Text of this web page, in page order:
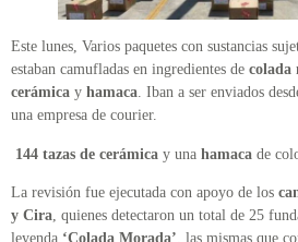
Este lunes, Varios paquetes con sustancias
estaban camufladas en ingredientes de colada
cerámica y hamaca. Iban a ser enviados
una empresa de courier.
144 tazas de cerámica y una hamaca de
La revisión fue ejecutada con apoyo de los
y Cira , quienes detectaron un total de 25
leyenda ‘Colada Morada’ , las mismas que